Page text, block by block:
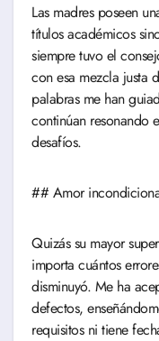
Las madres poseen
títulos académicos
siempre tuvo el
con esa mezcla justa
palabras me han
continúan resonando
desafíos.
## Amor
Quizás su mayor
importa cuántos
disminuyó. Me ha
defectos,
requisitos ni tiene